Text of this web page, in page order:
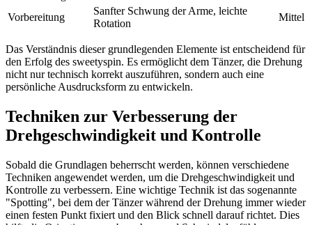
Vorbereitung
Sanfter Schwung der Arme, leichte
Rotation
Mittel
Das Verständnis dieser grundlegenden Elemente ist entscheidend für
den Erfolg des sweetyspin. Es ermöglicht dem Tänzer, die Drehung
nicht nur technisch korrekt auszuführen, sondern auch eine
persönliche Ausdrucksform zu entwickeln.
Techniken zur Verbesserung der
Drehgeschwindigkeit und Kontrolle
Sobald die Grundlagen beherrscht werden, können verschiedene
Techniken angewendet werden, um die Drehgeschwindigkeit und
Kontrolle zu verbessern. Eine wichtige Technik ist das sogenannte
"Spotting", bei dem der Tänzer während der Drehung immer wieder
einen festen Punkt fixiert und den Blick schnell darauf richtet. Dies